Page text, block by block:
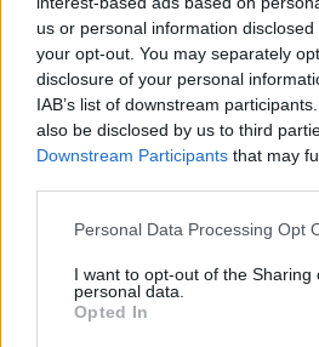
us or personal information
your opt-out. You may separately
disclosure of your personal
IAB’s list of downstream
also be disclosed by us to third
Downstream Participants that may
Personal Data Processing Opt
I want to opt-out of the Sharing
personal data.
Opted In
Αντίθετα, οι νέοι από
κοινωνικά στρώματα
τμήματα χαμηλότερης
επαγγελματικών προοπτικών.
η διατήρηση ενός
αναπαραγωγής»
θέσεων, όπου οι απόγονοι
κοινωνικών στρωμάτων έχουν
πιθανότητες να διατηρήσουν
επαγγελματικά προνόμια των